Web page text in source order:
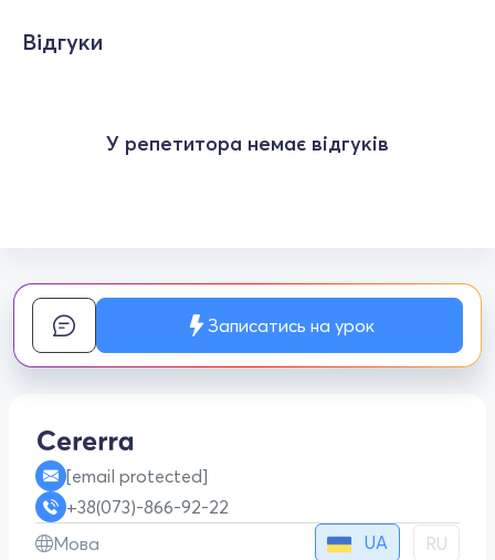
Відгуки
У репетитора немає відгуків
Записатись на урок
[email protected]
+38(073)-866-92-22
Мова
UA RU